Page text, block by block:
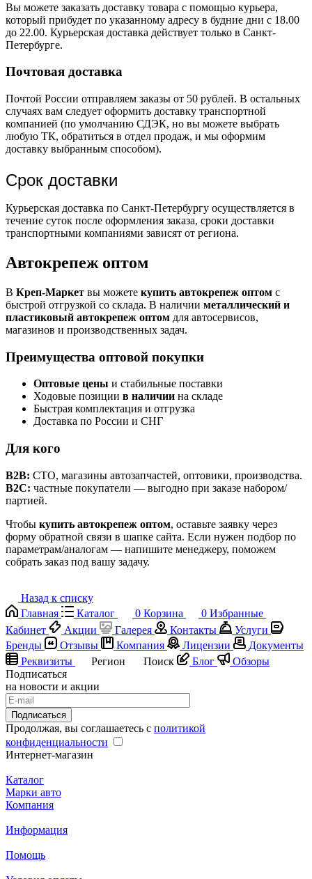
Вы можете заказать доставку товара с помощью курьера,
который прибудет по указанному адресу в будние дни с 18.00
до 22.00. Курьерская доставка действует только в Санкт-
Петербурге.
Почтовая доставка
Почтой России отправляем заказы от 50 рублей. В остальных
случаях вам следует оформить доставку транспортной
компанией (по умолчанию СДЭК, но вы можете выбрать
любую ТК, обратиться в отдел продаж, и мы оформим
доставку выбранным способом).
Срок доставки
Курьерская доставка по Санкт-Петербургу осуществляется в
течение суток после оформления заказа, сроки доставки
транспортными компаниями зависят от региона.
Автокрепеж оптом
В Креп-Маркет вы можете купить автокрепеж оптом с
быстрой отгрузкой со склада. В наличии металлический и
пластиковый автокрепеж оптом для автосервисов,
магазинов и производственных задач.
Преимущества оптовой покупки
Оптовые цены и стабильные поставки
Ходовые позиции в наличии на складе
Быстрая комплектация и отгрузка
Доставка по России и СНГ
Для кого
B2B: СТО, магазины автозапчастей, оптовики, производства.
B2C: частные покупатели — выгодно при заказе набором/
партией.
Чтобы купить автокрепеж оптом, оставьте заявку через
форму обратной связи в шапке сайта. Если нужен подбор по
параметрам/аналогам — напишите менеджеру, поможем
собрать заказ под вашу задачу.
Назад к списку
Главная
Каталог 0 Корзина 0 Избранные
Кабинет
Акции Галерея Контакты
Услуги
Бренды
Отзывы Компания Лицензии
Документы
Реквизиты
Регион Поиск Блог
Обзоры
Подписаться
на новости и акции
Подписаться
Продолжая, вы соглашаетесь с политикой
конфиденциальности
Интернет-магазин
Каталог
Марки авто
Компания
Информация
Помощь